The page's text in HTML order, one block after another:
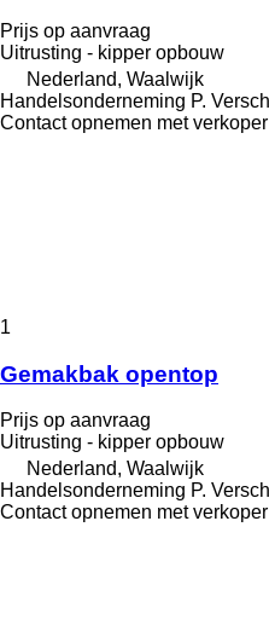
Prijs op aanvraag
Uitrusting - kipper opbouw
Nederland, Waalwijk
Handelsonderneming P.
Contact opnemen met verkoper
1
Gemakbak opentop
Prijs op aanvraag
Uitrusting - kipper opbouw
Nederland, Waalwijk
Handelsonderneming P.
Contact opnemen met verkoper